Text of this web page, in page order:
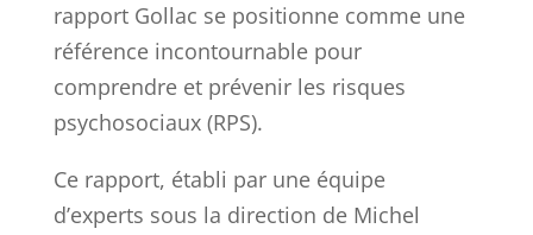
rapport Gollac se positionne comme une
référence incontournable pour
comprendre et prévenir les risques
psychosociaux (RPS).
Ce rapport, établi par une équipe
d’experts sous la direction de Michel